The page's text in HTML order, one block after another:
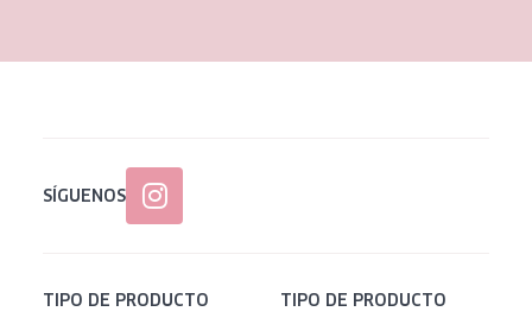
Todas las edades
SÍGUENOS
TIPO DE PRODUCTO TIPO DE PRODUCTO